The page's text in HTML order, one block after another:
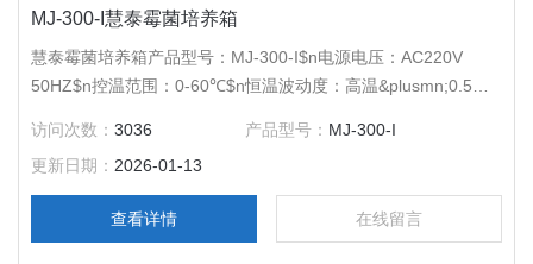
MJ-300-I慧泰霉菌培养箱
慧泰霉菌培养箱产品型号：MJ-300-I$n电源电压：AC220V
50HZ$n控温范围：0-60℃$n恒温波动度：高温&plusmn;0.5℃
工作室尺寸：580*540*950$n外形尺寸：705*765*1640$n公称
容积：300L$n载物托架（标配）：3块$n定时范围：1-9999分
钟
访问次数：3036 产品型号： MJ-300-I
更新日期： 2026-01-13
查看详情 在线留言